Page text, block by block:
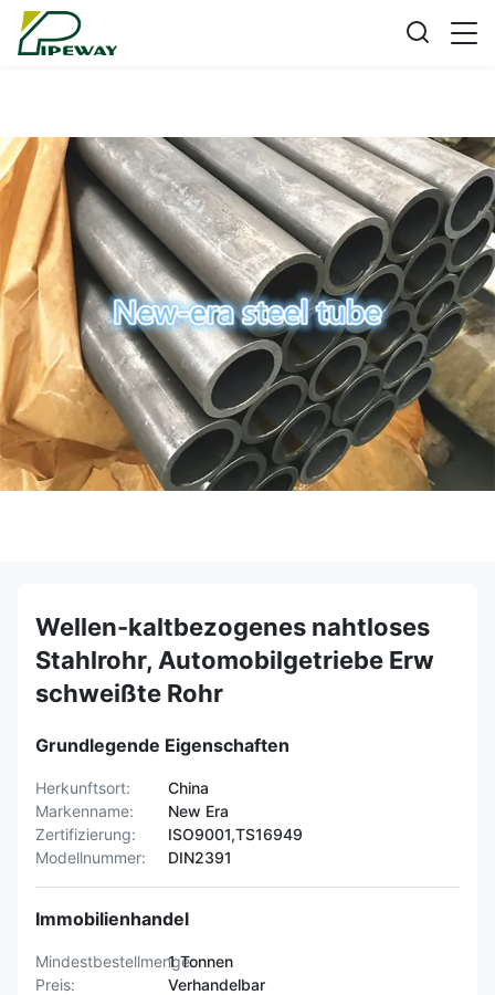
Wellen-kaltbezogenes nahtloses
Stahlrohr, Automobilgetriebe Erw
schweißte Rohr
Grundlegende Eigenschaften
Herkunftsort:
China
Markenname:
New Era
Zertifizierung:
ISO9001,TS16949
Modellnummer:
DIN2391
Immobilienhandel
Mindestbestellmenge:1 Tonnen
Preis:
Verhandelbar